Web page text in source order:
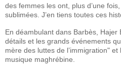
des femmes les ont, plus d’une
sublimées. J’en tiens toutes ces
En déambulant dans Barbès,
détails et les grands événements
mère des luttes de l’immigration" et
musique maghrébine.